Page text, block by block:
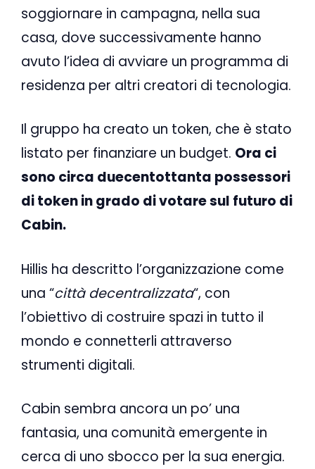
soggiornare in campagna, nella sua
casa, dove successivamente hanno
avuto l’idea di avviare un programma di
residenza per altri creatori di tecnologia.
Il gruppo ha creato un token, che è stato
listato per finanziare un budget. Ora ci
sono circa duecentottanta possessori
di token in grado di votare sul futuro di
Cabin.
Hillis ha descritto l’organizzazione come
una “città decentralizzata“, con
l’obiettivo di costruire spazi in tutto il
mondo e connetterli attraverso
strumenti digitali.
Cabin sembra ancora un po’ una
fantasia, una comunità emergente in
cerca di uno sbocco per la sua energia.